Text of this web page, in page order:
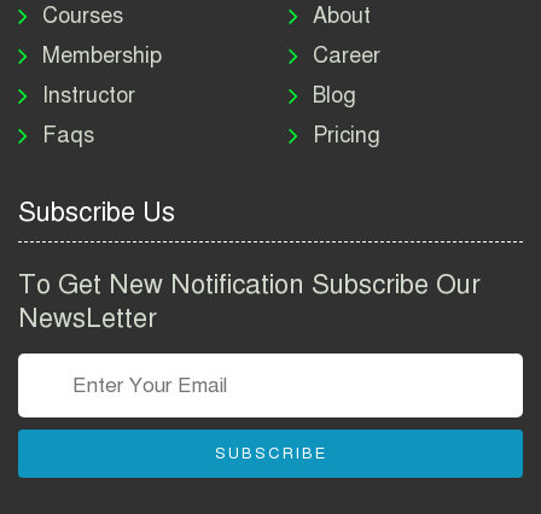
নিয়োগ বিজ্ঞপ্তি ২০২৬ | DNC
Job Circular 2026
পাসপোর্ট করতে কি কি লাগে
২০২৬ | ই-পাসপোর্ট আবেদন ও
Group Job Circular 2026
তথ্য অধিদপ্তর নিয়োগ বিজ্ঞপ্তি
বাংলাদেশ পুলিশ এএসআই
Courses
Membership
Instructor
Faqs
About
Career
Blog
Pricing
Subscribe Us
To Get New Notification Subscribe Our
NewsLetter
SUBSCRIBE